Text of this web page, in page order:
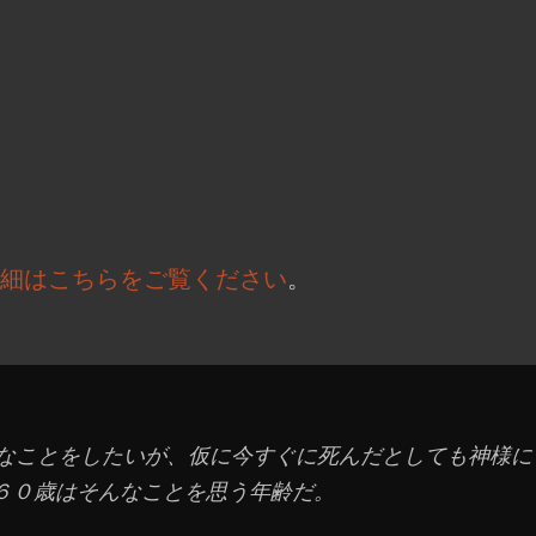
はこちらをご覧ください。
とをしたいが、仮に今すぐに死んだとしても神様に
歳はそんなことを思う年齢だ。